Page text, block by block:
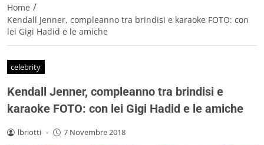
Home /
Kendall Jenner, compleanno tra brindisi e karaoke FOTO: con
lei Gigi Hadid e le amiche
celebrity
Kendall Jenner, compleanno tra brindisi e
karaoke FOTO: con lei Gigi Hadid e le amiche
lbriotti - 7 Novembre 2018